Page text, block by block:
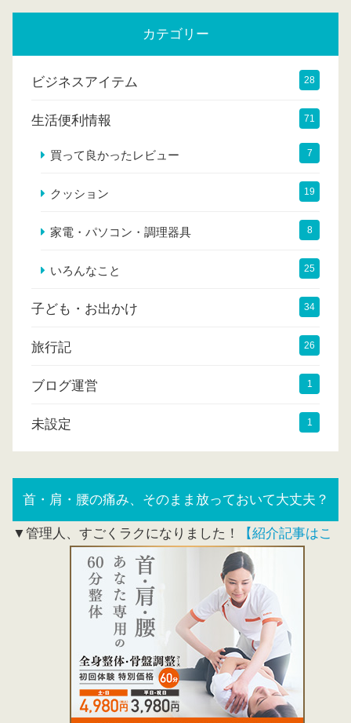
カテゴリー
ビジネスアイテム 28
生活便利情報 71
買って良かったレビュー 7
クッション 19
家電・パソコン・調理器具 8
いろんなこと 25
子ども・お出かけ 34
旅行記 26
ブログ運営 1
未設定 1
首・肩・腰の痛み、そのまま放っておいて大丈夫？
▼管理人、すごくラクになりました！ 【紹介記事はこ